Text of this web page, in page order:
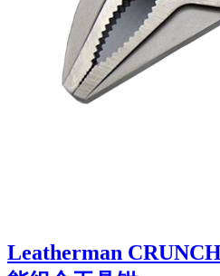
Leatherman